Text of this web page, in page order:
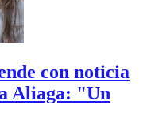
con noticia
Aliaga: "Un